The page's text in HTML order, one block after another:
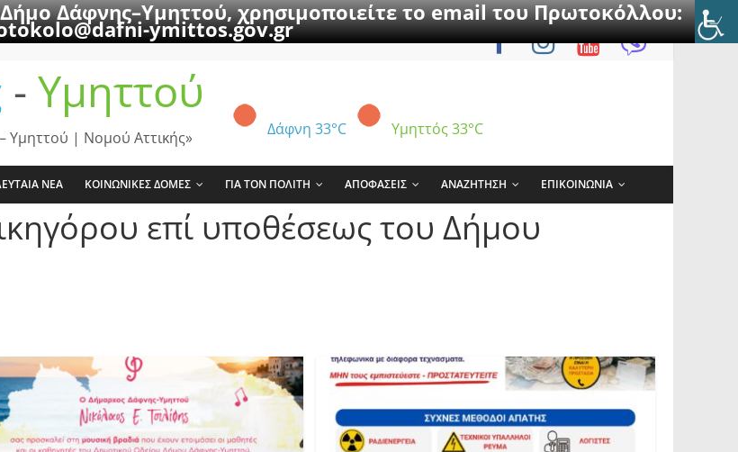
Δάφνης–Υμηττού, χρησιμοποιείτε το email του Πρωτοκόλλου:
ymittos.gov.gr
- Υμηττού
Δάφνη 33°C Υμηττός 33°C
Υμηττού | Νομού Αττικής»
ΝΕΑ ΚΟΙΝΩΝΙΚΕΣ ΔΟΜΕΣ ΓΙΑ ΤΟΝ ΠΟΛΙΤΗ ΑΠΟΦΑΣΕΙΣ ΑΝΑΖΗΤΗΣΗ ΕΠΙΚΟΙΝΩΝΙΑ
επί υποθέσεως του Δήμου